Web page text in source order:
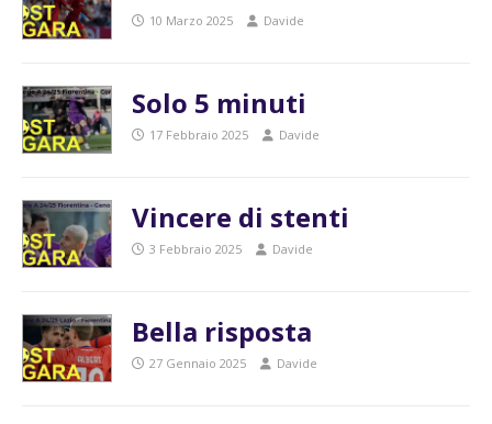
10 Marzo 2025 Davide
Solo 5 minuti
17 Febbraio 2025 Davide
Vincere di stenti
3 Febbraio 2025 Davide
Bella risposta
27 Gennaio 2025 Davide